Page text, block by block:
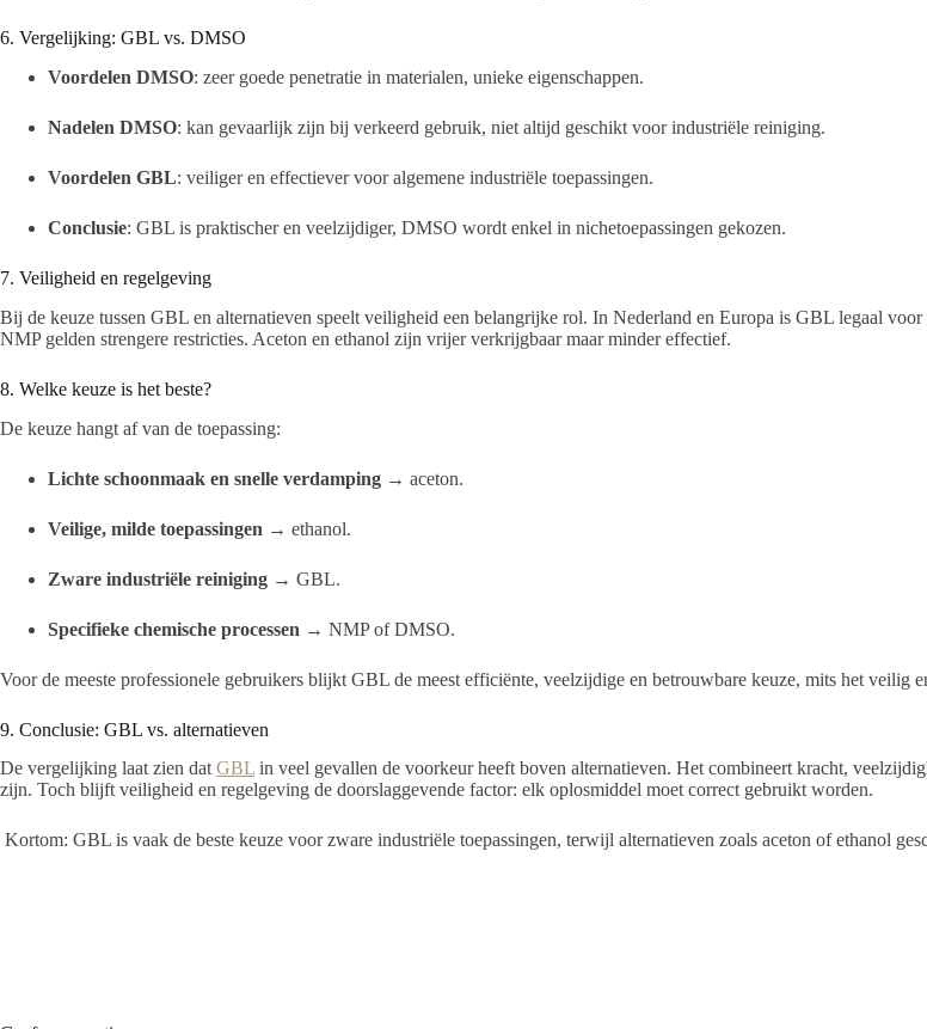
6. Vergelijking: GBL vs. DMSO
Voordelen DMSO: zeer goede penetratie in materialen, unieke eigenschappen.
Nadelen DMSO: kan gevaarlijk zijn bij verkeerd gebruik, niet altijd geschikt voor industriële reiniging.
Voordelen GBL: veiliger en effectiever voor algemene industriële toepassingen.
Conclusie: GBL is praktischer en veelzijdiger, DMSO wordt enkel in nichetoepassingen gekozen.
7. Veiligheid en regelgeving
Bij de keuze tussen GBL en alternatieven speelt veiligheid een belangrijke rol. In Nederland en Europa is GBL legaal
NMP gelden strengere restricties. Aceton en ethanol zijn vrijer verkrijgbaar maar minder effectief.
8. Welke keuze is het beste?
De keuze hangt af van de toepassing:
Lichte schoonmaak en snelle verdamping → aceton.
Veilige, milde toepassingen → ethanol.
Zware industriële reiniging → GBL.
Specifieke chemische processen → NMP of DMSO.
Voor de meeste professionele gebruikers blijkt GBL de meest efficiënte, veelzijdige en betrouwbare keuze, mits het veilig
9. Conclusie: GBL vs. alternatieven
De vergelijking laat zien dat GBL in veel gevallen de voorkeur heeft boven alternatieven. Het combineert kracht,
zijn. Toch blijft veiligheid en regelgeving de doorslaggevende factor: elk oplosmiddel moet correct gebruikt worden.
Kortom: GBL is vaak de beste keuze voor zware industriële toepassingen, terwijl alternatieven zoals aceton of ethanol